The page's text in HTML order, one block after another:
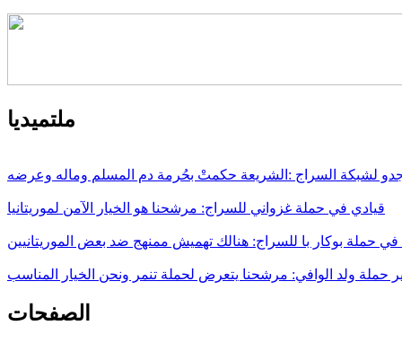
ملتميديا
جدو لشبكة السراج :الشريعة حكمتْ بحُرمة دم المسلم وماله وعرضه
قيادي في حملة غزواني للسراج: مرشحنا هو الخيار الآمن لموريتانيا
حملة بوكار با للسراج: هنالك تهميش ممنهج ضد بعض الموريتانيين
حملة ولد الوافي: مرشحنا يتعرض لحملة تنمر ونحن الخيار المناسب
الصفحات